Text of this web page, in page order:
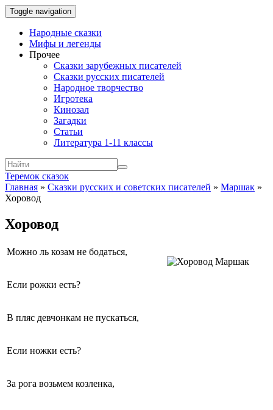
Toggle navigation
Народные сказки
Мифы и легенды
Прочее
Сказки зарубежных писателей
Сказки русских писателей
Народное творчество
Игротека
Кинозал
Загадки
Статьи
Литература 1-11 классы
Теремок сказок
Главная » Сказки русских и советских писателей » Маршак »
Хоровод
Хоровод
Можно ль козам не бодаться,
Если рожки есть?
В пляс девчонкам не пускаться,
Если ножки есть?
За рога возьмем козленка,